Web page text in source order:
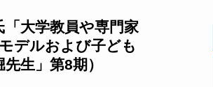
「大学教員や専門家
デルおよび子ども
生」第8期）